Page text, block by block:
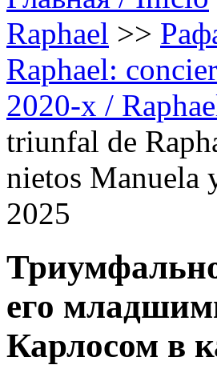
Raphael >>
Raphael:
2020-х /
triunfal de
nietos Manuela
2025
его
Карлосом в